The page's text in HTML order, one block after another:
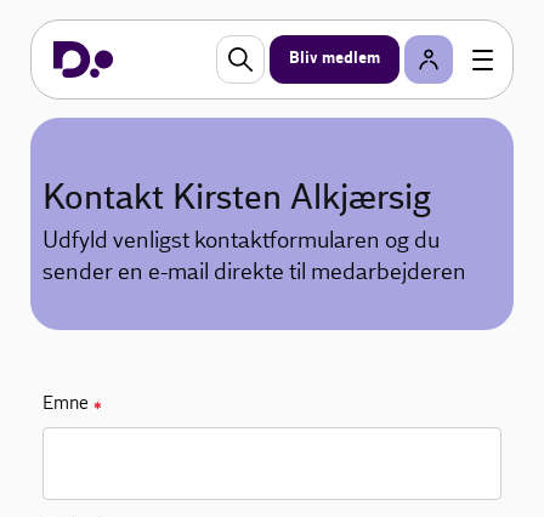
Bliv medlem
Kontakt Kirsten Alkjærsig
Udfyld venligst kontaktformularen og du
sender en e-mail direkte til medarbejderen
Emne ✱